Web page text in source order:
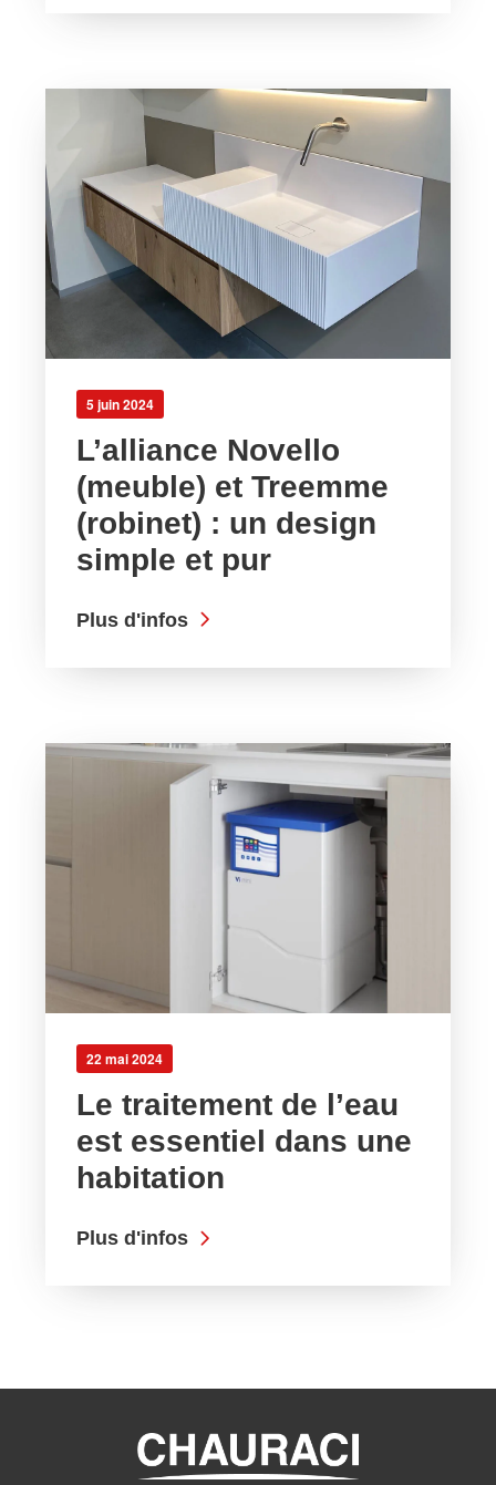
5 juin 2024
L’alliance Novello
(meuble) et Treemme
(robinet) : un design
simple et pur
Plus d'infos
22 mai 2024
Le traitement de l’eau
est essentiel dans une
habitation
Plus d'infos